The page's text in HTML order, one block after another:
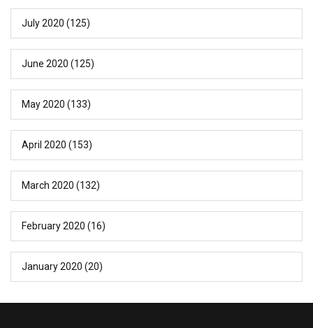
July 2020 (125)
June 2020 (125)
May 2020 (133)
April 2020 (153)
March 2020 (132)
February 2020 (16)
January 2020 (20)